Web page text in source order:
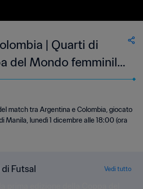
| Quarti di
del Mondo femminile
Filippine 2025 |
match tra Argentina e Colombia, giocato
Manila, lunedì 1 dicembre alle 18:00 (ora
Futsal Vedi tutto